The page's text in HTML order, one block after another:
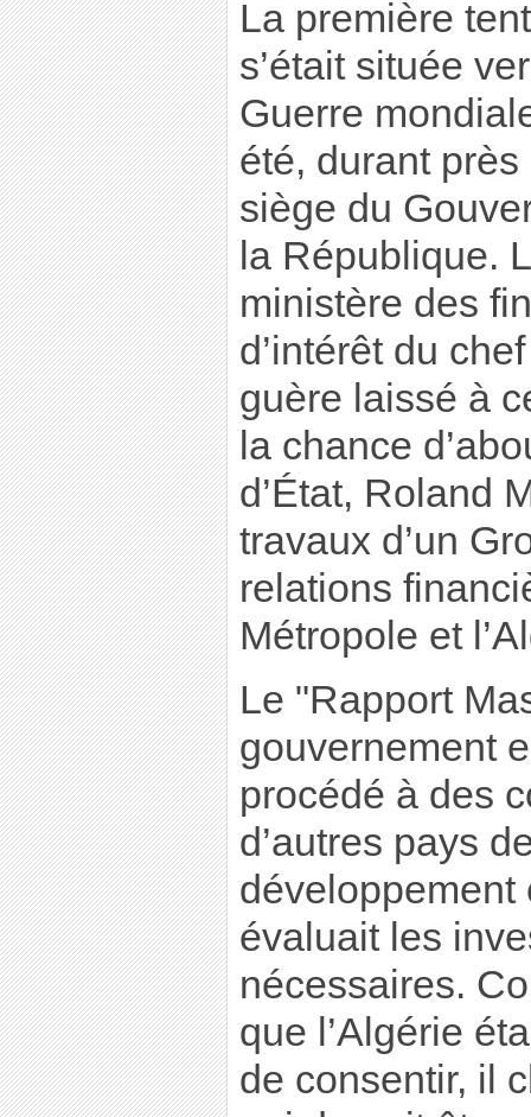
La première
s’était située
Guerre
été, durant
siège du
la République.
ministère des
d’intérêt du
guère laissé à
la chance
d’État, Roland
travaux d’un
relations
Métropole et
Le "Rapport
gouvernement
procédé à des
d’autres pays
développement
évaluait les
nécessaires.
que l’Algérie
de consentir, il